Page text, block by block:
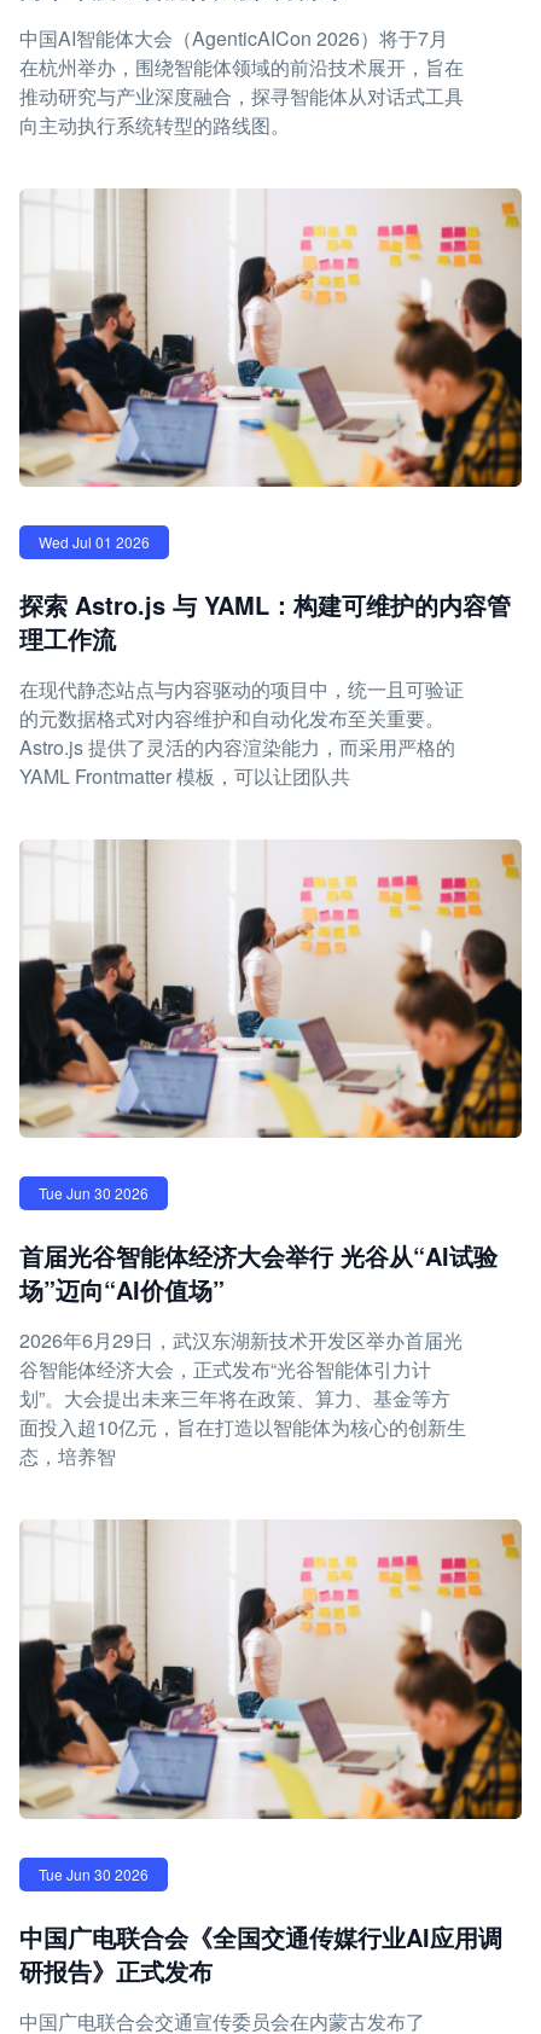
中国AI智能体大会（AgenticAICon 2026）将于7月
在杭州举办，围绕智能体领域的前沿技术展开，旨在
推动研究与产业深度融合，探寻智能体从对话式工具
向主动执行系统转型的路线图。
Wed Jul 01 2026
探索 Astro.js 与 YAML：构建可维护的内容管
理工作流
在现代静态站点与内容驱动的项目中，统一且可验证
的元数据格式对内容维护和自动化发布至关重要。
Astro.js 提供了灵活的内容渲染能力，而采用严格的
YAML Frontmatter 模板，可以让团队共
Tue Jun 30 2026
首届光谷智能体经济大会举行 光谷从“AI试验
场”迈向“AI价值场”
2026年6月29日，武汉东湖新技术开发区举办首届光
谷智能体经济大会，正式发布“光谷智能体引力计
划”。大会提出未来三年将在政策、算力、基金等方
面投入超10亿元，旨在打造以智能体为核心的创新生
态，培养智
Tue Jun 30 2026
中国广电联合会《全国交通传媒行业AI应用调
研报告》正式发布
中国广电联合会交通宣传委员会在内蒙古发布了